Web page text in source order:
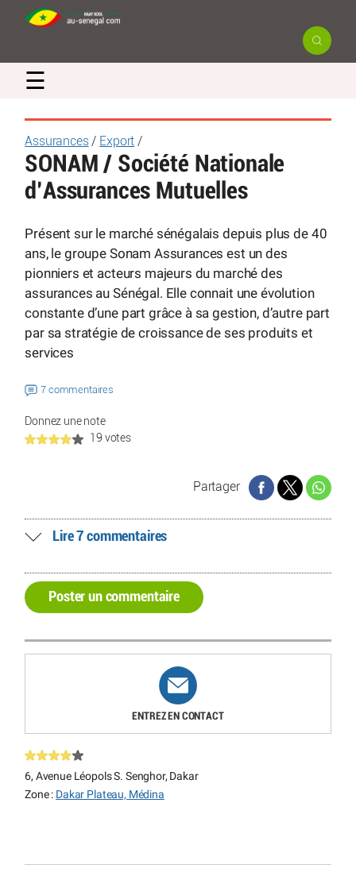
☰
Assurances/ Export /
SONAM / Société Nationale
d’Assurances Mutuelles
Présent sur le marché sénégalais depuis plus de 40
ans, le groupe Sonam Assurances est un des
pionniers et acteurs majeurs du marché des
assurances au Sénégal. Elle connait une évolution
constante d’une part grâce à sa gestion, d’autre part
par sa stratégie de croissance de ses produits et
services
7 commentaires
Donnez une note
19 votes
Partager
Lire 7 commentaires
Poster un commentaire
ENTREZ EN CONTACT
6, Avenue Léopols S. Senghor, Dakar
Zone : Dakar Plateau, Médina